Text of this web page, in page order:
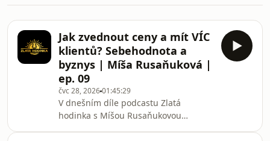
Jak zvednout ceny a mít VÍC
klientů? Sebehodnota a
byznys | Míša Rusaňuková |
ep. 09
čvc 28, 202601:45:29
V dnešním díle podcastu Zlatá
hodinka s Míšou Rusaňukovou